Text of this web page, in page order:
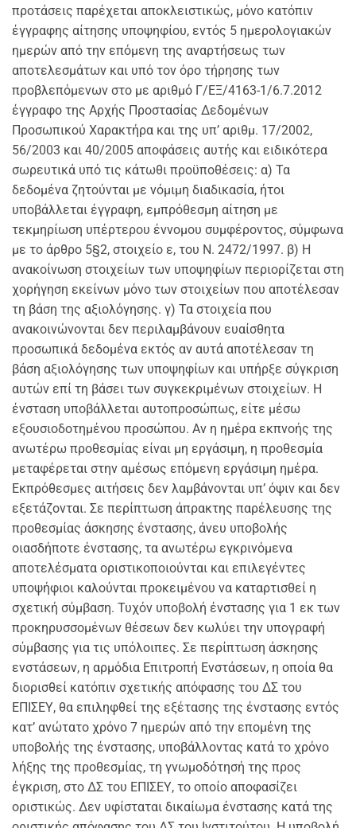
προτάσεις παρέχεται αποκλειστικώς, μόνο κατόπιν
έγγραφης αίτησης υποψηφίου, εντός 5 ημερολογιακών
ημερών από την επόμενη της αναρτήσεως των
αποτελεσμάτων και υπό τον όρο τήρησης των
προβλεπόμενων στο με αριθμό Γ/ΕΞ/4163-1/6.7.2012
έγγραφο της Αρχής Προστασίας Δεδομένων
Προσωπικού Χαρακτήρα και της υπ’ αριθμ. 17/2002,
56/2003 και 40/2005 αποφάσεις αυτής και ειδικότερα
σωρευτικά υπό τις κάτωθι προϋποθέσεις: α) Τα
δεδομένα ζητούνται με νόμιμη διαδικασία, ήτοι
υποβάλλεται έγγραφη, εμπρόθεσμη αίτηση με
τεκμηρίωση υπέρτερου έννομου συμφέροντος, σύμφωνα
με το άρθρο 5§2, στοιχείο ε, του Ν. 2472/1997. β) Η
ανακοίνωση στοιχείων των υποψηφίων περιορίζεται στη
χορήγηση εκείνων μόνο των στοιχείων που αποτέλεσαν
τη βάση της αξιολόγησης. γ) Τα στοιχεία που
ανακοινώνονται δεν περιλαμβάνουν ευαίσθητα
προσωπικά δεδομένα εκτός αν αυτά αποτέλεσαν τη
βάση αξιολόγησης των υποψηφίων και υπήρξε σύγκριση
αυτών επί τη βάσει των συγκεκριμένων στοιχείων. Η
ένσταση υποβάλλεται αυτοπροσώπως, είτε μέσω
εξουσιοδοτημένου προσώπου. Αν η ημέρα εκπνοής της
ανωτέρω προθεσμίας είναι μη εργάσιμη, η προθεσμία
μεταφέρεται στην αμέσως επόμενη εργάσιμη ημέρα.
Εκπρόθεσμες αιτήσεις δεν λαμβάνονται υπ’ όψιν και δεν
εξετάζονται. Σε περίπτωση άπρακτης παρέλευσης της
προθεσμίας άσκησης ένστασης, άνευ υποβολής
οιασδήποτε ένστασης, τα ανωτέρω εγκρινόμενα
αποτελέσματα οριστικοποιούνται και επιλεγέντες
υποψήφιοι καλούνται προκειμένου να καταρτισθεί η
σχετική σύμβαση. Τυχόν υποβολή ένστασης για 1 εκ των
προκηρυσσομένων θέσεων δεν κωλύει την υπογραφή
σύμβασης για τις υπόλοιπες. Σε περίπτωση άσκησης
ενστάσεων, η αρμόδια Επιτροπή Ενστάσεων, η οποία θα
διορισθεί κατόπιν σχετικής απόφασης του ΔΣ του
ΕΠΙΣΕΥ, θα επιληφθεί της εξέτασης της ένστασης εντός
κατ’ ανώτατο χρόνο 7 ημερών από την επομένη της
υποβολής της ένστασης, υποβάλλοντας κατά το χρόνο
λήξης της προθεσμίας, τη γνωμοδότησή της προς
έγκριση, στο ΔΣ του ΕΠΙΣΕΥ, το οποίο αποφασίζει
οριστικώς. Δεν υφίσταται δικαίωμα ένστασης κατά της